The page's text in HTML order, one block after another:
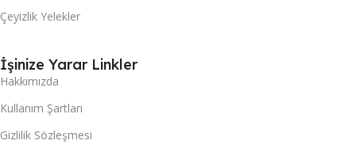
Çeyizlik Yelekler
İşinize Yarar Linkler
Hakkımızda
Kullanım Şartları
Gizlilik Sözleşmesi